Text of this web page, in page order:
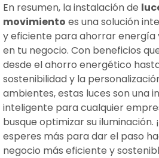
En resumen, la instalación de
movimiento es una solución
y eficiente para ahorrar energía
en tu negocio. Con beneficios
desde el ahorro energético
sostenibilidad y la
ambientes, estas luces son una
inteligente para cualquier
busque optimizar su iluminación.
esperes más para dar el paso
negocio más eficiente y